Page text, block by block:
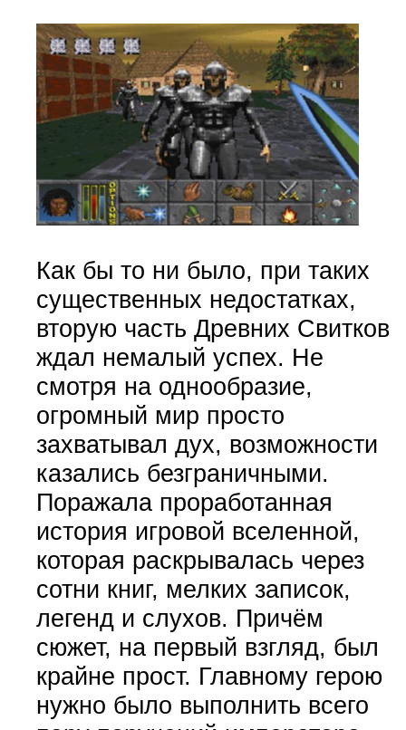
Как бы то ни было, при таких
существенных недостатках,
вторую часть Древних Свитков
ждал немалый успех. Не
смотря на однообразие,
огромный мир просто
захватывал дух, возможности
казались безграничными.
Поражала проработанная
история игровой вселенной,
которая раскрывалась через
сотни книг, мелких записок,
легенд и слухов. Причём
сюжет, на первый взгляд, был
крайне прост. Главному герою
нужно было выполнить всего